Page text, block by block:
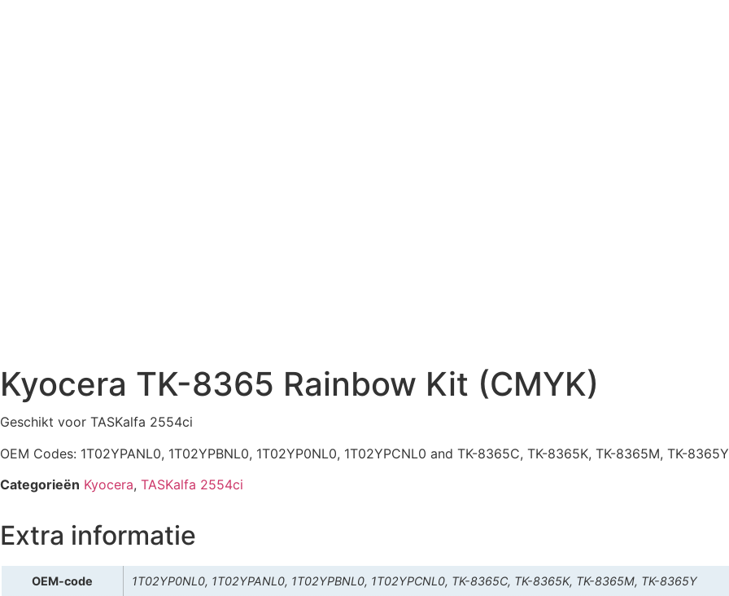
Kyocera TK-8365 Rainbow Kit (CMYK)
Geschikt voor TASKalfa 2554ci
OEM Codes: 1T02YPANL0, 1T02YPBNL0, 1T02YP0NL0, 1T02YPCNL0 and TK-8365C, TK-8365K, TK-8365M, TK-8365Y
Categorieën Kyocera, TASKalfa 2554ci
Extra informatie
OEM-code 1T02YP0NL0, 1T02YPANL0, 1T02YPBNL0, 1T02YPCNL0, TK-8365C, TK-8365K, TK-8365M, TK-8365Y